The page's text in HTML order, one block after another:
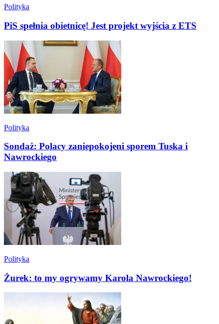
Polityka
PiS spełnia obietnicę! Jest projekt wyjścia z ETS
Polityka
Sondaż: Polacy zaniepokojeni sporem Tuska i
Nawrockiego
Polityka
Żurek: to my ogrywamy Karola Nawrockiego!